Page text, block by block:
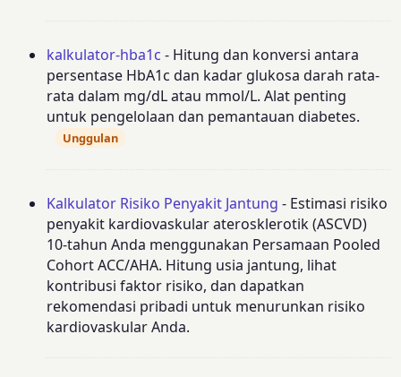
kalkulator-hba1c - Hitung dan konversi antara
persentase HbA1c dan kadar glukosa darah rata-
rata dalam mg/dL atau mmol/L. Alat penting
untuk pengelolaan dan pemantauan diabetes.
Unggulan
Kalkulator Risiko Penyakit Jantung - Estimasi risiko
penyakit kardiovaskular aterosklerotik (ASCVD)
10-tahun Anda menggunakan Persamaan Pooled
Cohort ACC/AHA. Hitung usia jantung, lihat
kontribusi faktor risiko, dan dapatkan
rekomendasi pribadi untuk menurunkan risiko
kardiovaskular Anda.